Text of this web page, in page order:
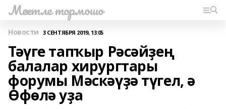
Мәсетле тормошо
Новости 3 СЕНТЯБРЯ 2019, 13:05
Тәүге тапҡыр Рәсәйҙең
балалар хирургтары
форумы Мәскәүҙә түгел, ә
Өфөлә уҙа